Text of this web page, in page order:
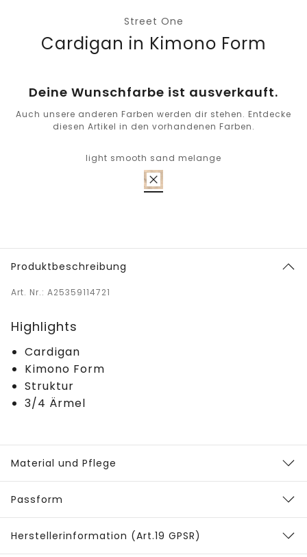
Street One
Cardigan in Kimono Form
Deine Wunschfarbe ist ausverkauft.
Auch unsere anderen Farben werden dir stehen. Entdecke
diesen Artikel in den vorhandenen Farben.
light smooth sand melange
Produktbeschreibung
Art. Nr.: A25359114721
Highlights
Cardigan
Kimono Form
Struktur
3/4 Ärmel
Material und Pflege
Passform
Herstellerinformation (Art.19 GPSR)